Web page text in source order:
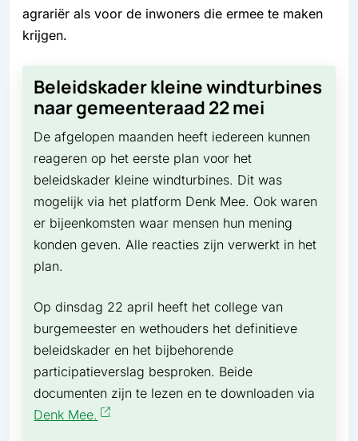
agrariër als voor de inwoners die ermee te maken
krijgen.
Beleidskader kleine windturbines
naar gemeenteraad 22 mei
De afgelopen maanden heeft iedereen kunnen
reageren op het eerste plan voor het
beleidskader kleine windturbines. Dit was
mogelijk via het platform Denk Mee. Ook waren
er bijeenkomsten waar mensen hun mening
konden geven. Alle reacties zijn verwerkt in het
plan.
Op dinsdag 22 april heeft het college van
burgemeester en wethouders het definitieve
beleidskader en het bijbehorende
participatieverslag besproken. Beide
documenten zijn te lezen en te downloaden via
Denk Mee.